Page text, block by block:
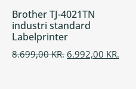
Brother TJ-4021TN
industri standard
Labelprinter
8.699,00KR. 6.992,00 KR.